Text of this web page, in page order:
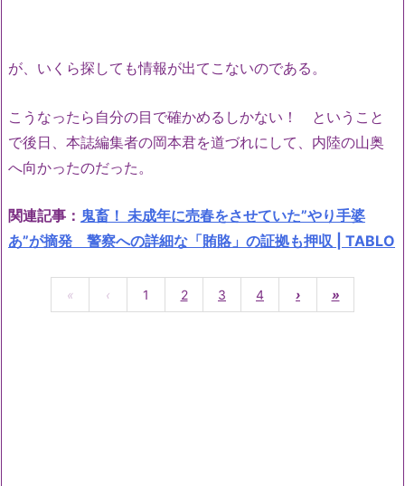
が、いくら探しても情報が出てこないのである。
こうなったら自分の目で確かめるしかない！ ということ
で後日、本誌編集者の岡本君を道づれにして、内陸の山奥
へ向かったのだった。
関連記事： 鬼畜！ 未成年に売春をさせていた”やり手婆
あ”が摘発 警察への詳細な「賄賂」の証拠も押収 | TABLO
« ‹ 1 2 3 4 › »